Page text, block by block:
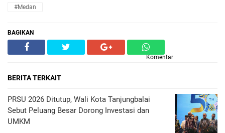
#Medan
BAGIKAN
Komentar
BERITA TERKAIT
PRSU 2026 Ditutup, Wali Kota Tanjungbalai
Sebut Peluang Besar Dorong Investasi dan
UMKM